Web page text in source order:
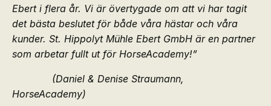
Ebert i flera år. Vi är övertygade om att vi har tagit
det bästa beslutet för både våra hästar och våra
kunder. St. Hippolyt Mühle Ebert GmbH är en partner
som arbetar fullt ut för HorseAcademy!”
(Daniel & Denise Straumann,
HorseAcademy)